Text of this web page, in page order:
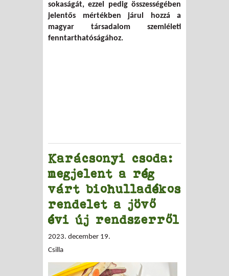
sokaságát, ezzel pedig összességében
jelentős mértékben járul hozzá a
magyar társadalom szemléleti
fenntarthatóságához.
Karácsonyi csoda:
megjelent a rég
várt biohulladékos
rendelet a jövő
évi új rendszerről
2023. december 19.
Csilla